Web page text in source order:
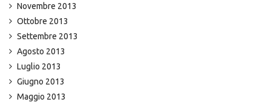
Novembre 2013
Ottobre 2013
Settembre 2013
Agosto 2013
Luglio 2013
Giugno 2013
Maggio 2013